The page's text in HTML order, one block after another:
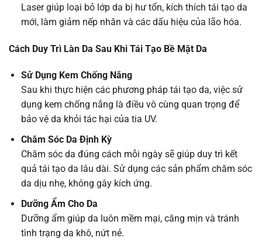
Laser giúp loại bỏ lớp da bị hư tổn, kích thích tái tạo da
mới, làm giảm nếp nhăn và các dấu hiệu của lão hóa.
Cách Duy Trì Làn Da Sau Khi Tái Tạo Bề Mặt Da
Sử Dụng Kem Chống Nắng
Sau khi thực hiện các phương pháp tái tạo da, việc sử
dụng kem chống nắng là điều vô cùng quan trọng để
bảo vệ da khỏi tác hại của tia UV.
Chăm Sóc Da Định Kỳ
Chăm sóc da đúng cách mỗi ngày sẽ giúp duy trì kết
quả tái tạo da lâu dài. Sử dụng các sản phẩm chăm sóc
da dịu nhẹ, không gây kích ứng.
Dưỡng Ẩm Cho Da
Dưỡng ẩm giúp da luôn mềm mại, căng mịn và tránh
tình trạng da khô, nứt nẻ.